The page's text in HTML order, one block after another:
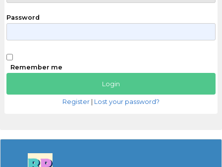
Password
Remember me
Register Lost your password?